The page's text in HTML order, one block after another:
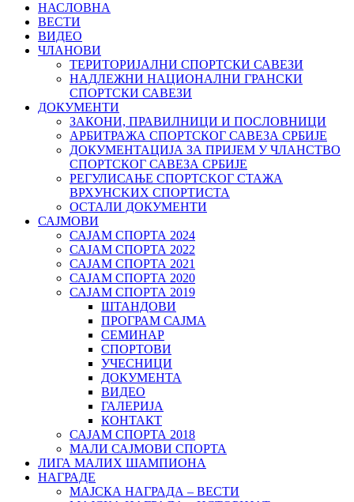
НАСЛОВНА
ВЕСТИ
ВИДЕО
ЧЛАНОВИ
ТЕРИТОРИЈАЛНИ СПОРТСКИ САВЕЗИ
НАДЛЕЖНИ НАЦИОНАЛНИ ГРАНСКИ
СПОРТСКИ САВЕЗИ
ДОКУМЕНТИ
ЗАКОНИ, ПРАВИЛНИЦИ И ПОСЛОВНИЦИ
АРБИТРАЖА СПОРТСКОГ САВЕЗА СРБИЈЕ
ДОКУМЕНТАЦИЈА ЗА ПРИЈЕМ У ЧЛАНСТВО
СПОРТСКОГ САВЕЗА СРБИЈЕ
РЕГУЛИСАЊЕ СПОРТСKОГ СТАЖА
ВРХУНСKИХ СПОРТИСТА
ОСТАЛИ ДОКУМЕНТИ
САЈМОВИ
САЈАМ СПОРТА 2024
САЈАМ СПОРТА 2022
САЈАМ СПОРТА 2021
САЈАМ СПОРТА 2020
САЈАМ СПОРТА 2019
ШТАНДОВИ
ПРОГРАМ САЈМА
СЕМИНАР
СПОРТОВИ
УЧЕСНИЦИ
ДОКУМЕНТА
ВИДЕО
ГАЛЕРИЈА
КОНТАКТ
САЈАМ СПОРТА 2018
МАЛИ САЈМОВИ СПОРТА
ЛИГА МАЛИХ ШАМПИОНА
НАГРАДЕ
МАЈСКА НАГРАДА – ВЕСТИ